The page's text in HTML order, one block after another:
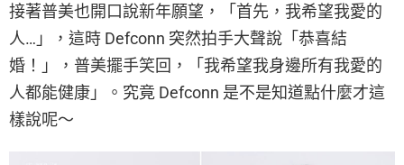
接著普美也開口說新年願望，「首先，我希望我愛的
人…」，這時 Defconn 突然拍手大聲說「恭喜結
婚！」，普美擺手笑回，「我希望我身邊所有我愛的
人都能健康」。究竟 Defconn 是不是知道點什麼才這
樣說呢～